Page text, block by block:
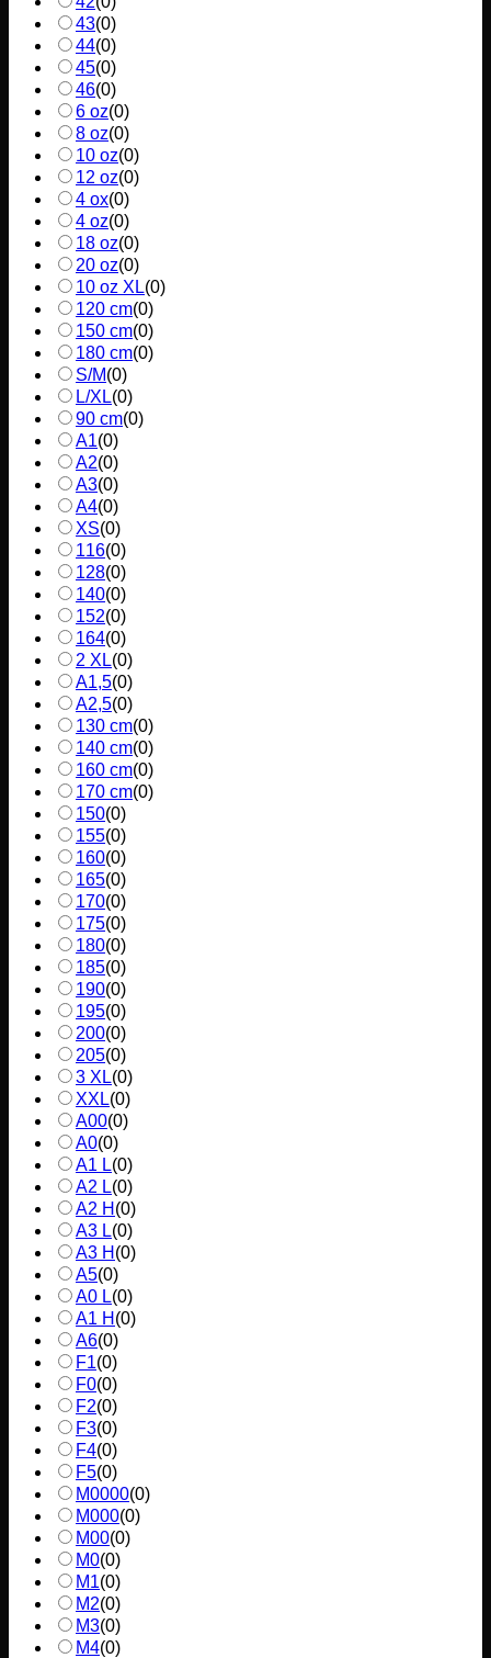
43(0)
44(0)
45(0)
46(0)
6 oz(0)
8 oz(0)
10 oz(0)
12 oz(0)
4 ox(0)
4 oz(0)
18 oz(0)
20 oz(0)
10 oz XL(0)
120 cm(0)
150 cm(0)
180 cm(0)
S/M(0)
L/XL(0)
90 cm(0)
A1(0)
A2(0)
A3(0)
A4(0)
XS(0)
116(0)
128(0)
140(0)
152(0)
164(0)
2 XL(0)
A1,5(0)
A2,5(0)
130 cm(0)
140 cm(0)
160 cm(0)
170 cm(0)
150(0)
155(0)
160(0)
165(0)
170(0)
175(0)
180(0)
185(0)
190(0)
195(0)
200(0)
205(0)
3 XL(0)
XXL(0)
A00(0)
A0(0)
A1 L(0)
A2 L(0)
A2 H (0)
A3 L(0)
A3 H (0)
A5(0)
A0 L(0)
A1 H (0)
A6(0)
F1(0)
F0(0)
F2(0)
F3(0)
F4(0)
F5(0)
M0000(0)
M000(0)
M00(0)
M0(0)
M1(0)
M2(0)
M3(0)
M4(0)